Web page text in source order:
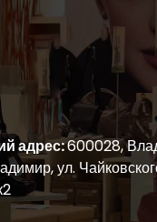
адрес:600028,
ул.